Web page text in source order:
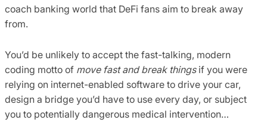
coach banking world that DeFi fans aim to break away
from.
You’d be unlikely to accept the fast-talking, modern
coding motto of move fast and break thingsif you were
relying on internet-enabled software to drive your car,
design a bridge you’d have to use every day, or subject
you to potentially dangerous medical intervention…